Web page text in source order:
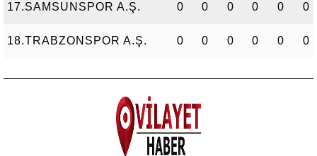
17.SAMSUNSPOR A.Ş. 0 0 0 0 0 0
18.TRABZONSPOR A.Ş. 0 0 0 0 0 0